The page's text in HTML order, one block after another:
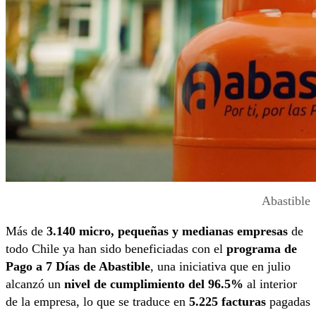
Abastible
Más de 3.140 micro, pequeñas y medianas empresas de
todo Chile ya han sido beneficiadas con el programa de
Pago a 7 Días de Abastible, una iniciativa que en julio
alcanzó un nivel de cumplimiento del 96.5% al interior
de la empresa, lo que se traduce en 5.225 facturas pagadas